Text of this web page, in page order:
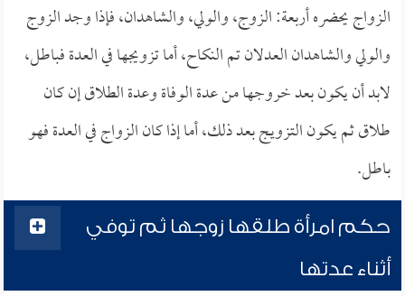
الزواج يحضره أربعة: الزوج، والولي، والشاهدان، فإذا وجد الزوج
والولي والشاهدان العدلان تم النكاح، أما تزويجها في العدة فباطل،
لابد أن يكون بعد خروجها من عدة الوفاة وعدة الطلاق إن كان
طلاق ثم يكون التزويج بعد ذلك، أما إذا كان الزواج في العدة فهو
باطل.
حكم امرأة طلقها زوجها ثم توفي
أثناء عدتها